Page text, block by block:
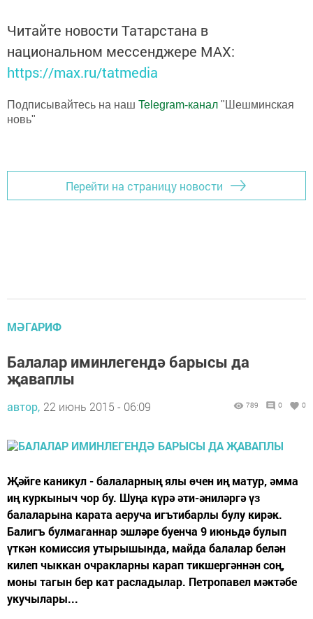
Читайте новости Татарстана в
национальном мессенджере MАХ:
https://max.ru/tatmedia
Подписывайтесь на наш Telegram-канал "Шешминская
новь"
Перейти на страницу новости
МӘГАРИФ
Балалар иминлегендә барысы да
җаваплы
автор, 22 июнь 2015 - 06:09 789 0 0
Җәйге каникул - балаларның ялы өчен иң матур, әмма
иң куркыныч чор бу. Шуңа күрә әти-әниләргә үз
балаларына карата аеруча игътибарлы булу кирәк.
Балигъ булмаганнар эшләре буенча 9 июньдә булып
үткән комиссия утырышында, майда балалар белән
килеп чыккан очракларны карап тикшергәннән соң,
моны тагын бер кат расладылар. Петропавел мәктәбе
укучылары...